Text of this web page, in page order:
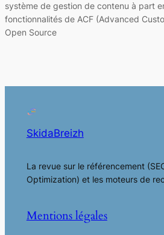
système de gestion de contenu à part
fonctionnalités de ACF (Advanced
Open Source
SkidaBreizh
La revue sur le référencement
Optimization) et les moteurs de
Mentions légales